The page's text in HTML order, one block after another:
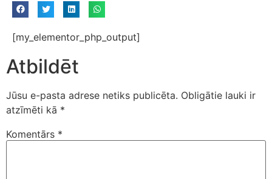
[my_elementor_php_output]
Atbildēt
Jūsu e-pasta adrese netiks publicēta. Obligātie lauki ir
atzīmēti kā *
Komentārs *